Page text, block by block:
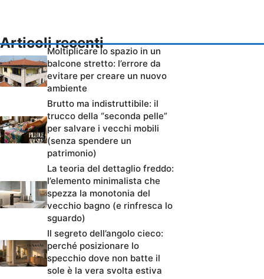
Articoli recenti
Moltiplicare lo spazio in un
balcone stretto: l’errore da
evitare per creare un nuovo
ambiente
Brutto ma indistruttibile: il
trucco della “seconda pelle”
per salvare i vecchi mobili
(senza spendere un
patrimonio)
La teoria del dettaglio freddo:
l’elemento minimalista che
spezza la monotonia del
vecchio bagno (e rinfresca lo
sguardo)
Il segreto dell’angolo cieco:
perché posizionare lo
specchio dove non batte il
sole è la vera svolta estiva